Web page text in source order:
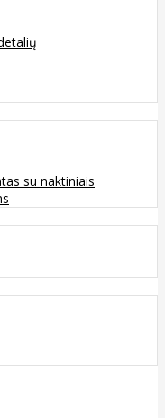
su naktiniais